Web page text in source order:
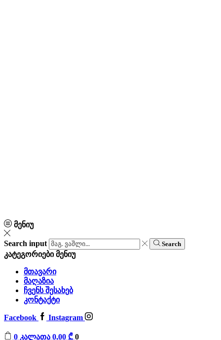
მენიუ
Search input Search
კატეგორიებიმენიუ
მთავარი
მაღაზია
ჩვენს შესახებ
კონტაქტი
Facebook Instagram
0 კალათა 0,00 ₾ 0